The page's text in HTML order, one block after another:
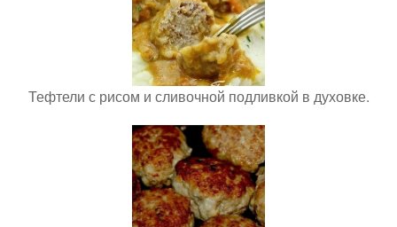
Тефтели с рисом и сливочной подливкой в духовке.